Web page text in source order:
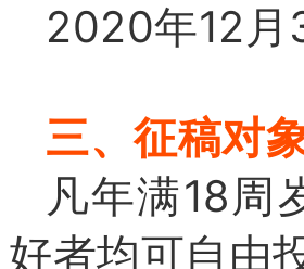
2020年12月
三、征稿对
凡年满18周
好者均可自由